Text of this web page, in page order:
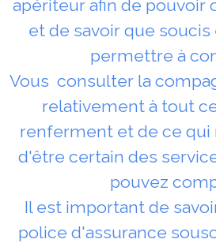
apériteur afin de pouvoir
et de savoir que
permettre à
Vous consulter la
relativement à tout
renferment et de ce qui
d'être certain des
pouvez
Il est important de
police d'assurance